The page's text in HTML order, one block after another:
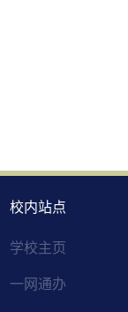
校内站点
学校主页
一网通办